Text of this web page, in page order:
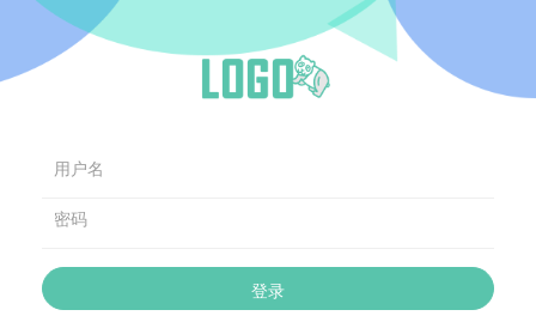
用户名
密码
登录